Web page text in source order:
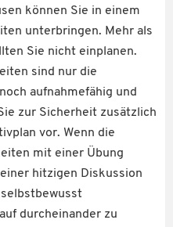
können Sie in einem
unterbringen. Mehr als
Sie nicht einplanen.
sind nur die
aufnahmefähig und
zur Sicherheit zusätzlich
vor. Wenn die
mit einer Übung
hitzigen Diskussion
durcheinander zu